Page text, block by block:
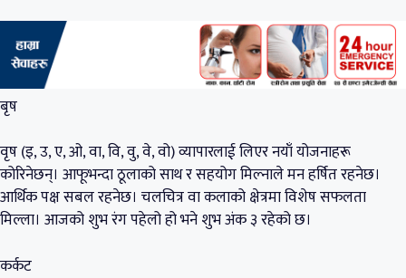
बृष
वृष (इ, उ, ए, ओ, वा, वि, वु, वे, वो) व्यापारलाई लिएर नयाँ योजनाहरू
कोरिनेछन्। आफूभन्दा ठूलाको साथ र सहयोग मिल्नाले मन हर्षित रहनेछ।
आर्थिक पक्ष सबल रहनेछ। चलचित्र वा कलाको क्षेत्रमा विशेष सफलता
मिल्ला। आजको शुभ रंग पहेलो हो भने शुभ अंक ३ रहेको छ।
कर्कट